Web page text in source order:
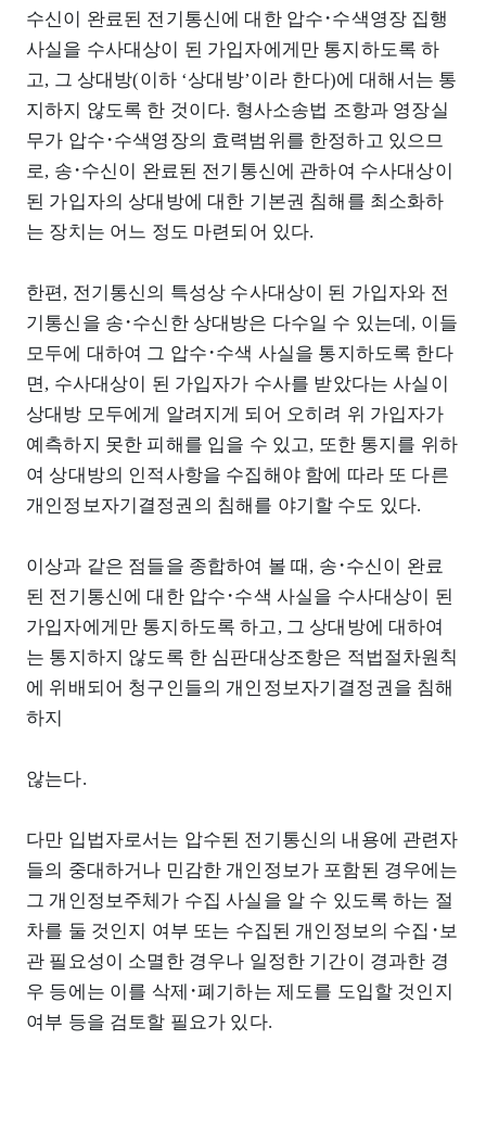
수신이 완료된 전기통신에 대한 압수･수색영장 집행
사실을 수사대상이 된 가입자에게만 통지하도록 하
고, 그 상대방(이하 ‘상대방’이라 한다)에 대해서는 통
지하지 않도록 한 것이다. 형사소송법 조항과 영장실
무가 압수･수색영장의 효력범위를 한정하고 있으므
로, 송･수신이 완료된 전기통신에 관하여 수사대상이
된 가입자의 상대방에 대한 기본권 침해를 최소화하
는 장치는 어느 정도 마련되어 있다.
한편, 전기통신의 특성상 수사대상이 된 가입자와 전
기통신을 송･수신한 상대방은 다수일 수 있는데, 이들
모두에 대하여 그 압수･수색 사실을 통지하도록 한다
면, 수사대상이 된 가입자가 수사를 받았다는 사실이
상대방 모두에게 알려지게 되어 오히려 위 가입자가
예측하지 못한 피해를 입을 수 있고, 또한 통지를 위하
여 상대방의 인적사항을 수집해야 함에 따라 또 다른
개인정보자기결정권의 침해를 야기할 수도 있다.
이상과 같은 점들을 종합하여 볼 때, 송･수신이 완료
된 전기통신에 대한 압수･수색 사실을 수사대상이 된
가입자에게만 통지하도록 하고, 그 상대방에 대하여
는 통지하지 않도록 한 심판대상조항은 적법절차원칙
에 위배되어 청구인들의 개인정보자기결정권을 침해
하지
않는다.
다만 입법자로서는 압수된 전기통신의 내용에 관련자
들의 중대하거나 민감한 개인정보가 포함된 경우에는
그 개인정보주체가 수집 사실을 알 수 있도록 하는 절
차를 둘 것인지 여부 또는 수집된 개인정보의 수집･보
관 필요성이 소멸한 경우나 일정한 기간이 경과한 경
우 등에는 이를 삭제･폐기하는 제도를 도입할 것인지
여부 등을 검토할 필요가 있다.